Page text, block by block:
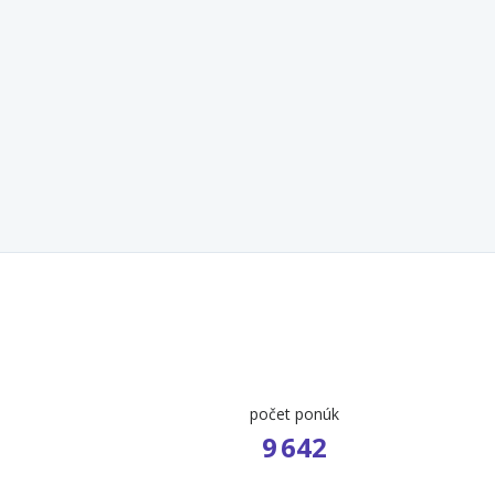
počet ponúk
9 642